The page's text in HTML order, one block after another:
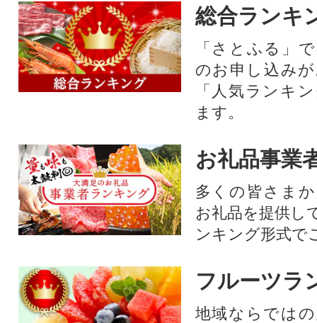
総合ランキ
「さとふる」
のお申し込み
「人気ランキ
ます。
お礼品事業
多くの皆さま
お礼品を提供し
ンキング形式で
フルーツラ
地域ならでは